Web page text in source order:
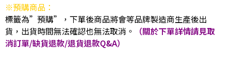
※預購商品：
標籤為”預購”，下單後商品將會等品牌製造商生產後出
貨，出貨時間無法確認也無法取消。
（關於下單詳情請見取
消訂單/缺貨退款/退貨退款Q&A）